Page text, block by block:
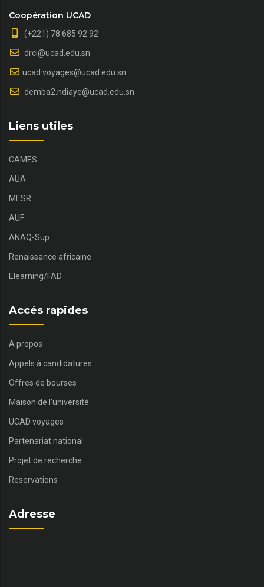
Coopération UCAD
(+221) 78 685 92 92
drci@ucad.edu.sn
ucad.voyages@ucad.edu.sn
demba2.ndiaye@ucad.edu.sn
Liens utiles
CAMES
AUA
MESR
AUF
ANAQ-Sup
Renaissance africaine
Elearning/FAD
Accés rapides
A propos
Appels à candidatures
Offres de bourses
Maison de l’université
UCAD voyages
Partenariat national
Projet de recherche
Reservations
Adresse